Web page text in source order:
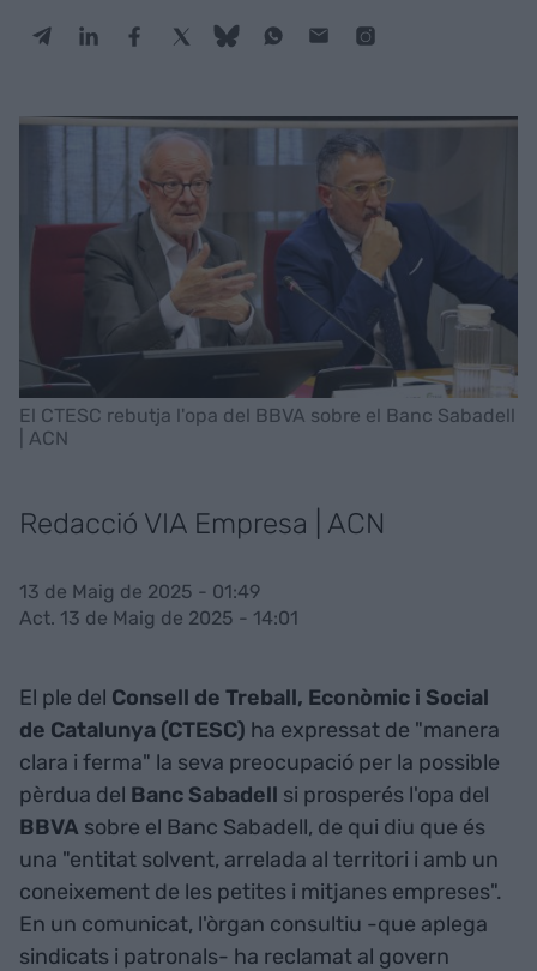
El CTESC rebutja l'opa del BBVA sobre el Banc Sabadell
| ACN
Redacció VIA Empresa | ACN
13 de Maig de 2025 - 01:49
Act. 13 de Maig de 2025 - 14:01
El ple del Consell de Treball, Econòmic i Social
de Catalunya (CTESC) ha expressat de "manera
clara i ferma" la seva preocupació per la possible
pèrdua del Banc Sabadell si prosperés l'opa del
BBVA sobre el Banc Sabadell, de qui diu que és
una "entitat solvent, arrelada al territori i amb un
coneixement de les petites i mitjanes empreses".
En un comunicat, l'òrgan consultiu -que aplega
sindicats i patronals- ha reclamat al govern